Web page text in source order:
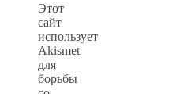
Этот
сайт
использует
Akismet
для
борьбы